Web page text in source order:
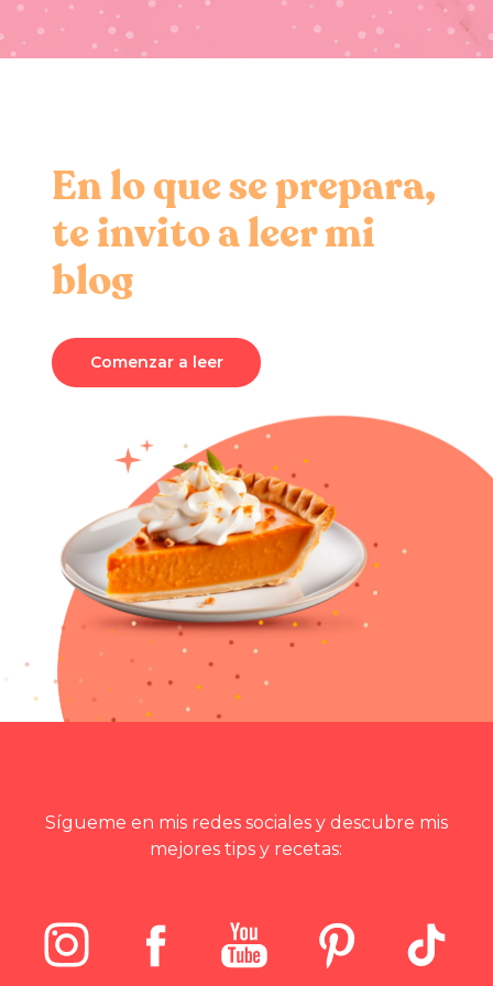
En lo que se prepara,
te invito a leer mi
blog
Comenzar a leer
Sígueme en mis redes sociales y descubre mis
mejores tips y recetas: